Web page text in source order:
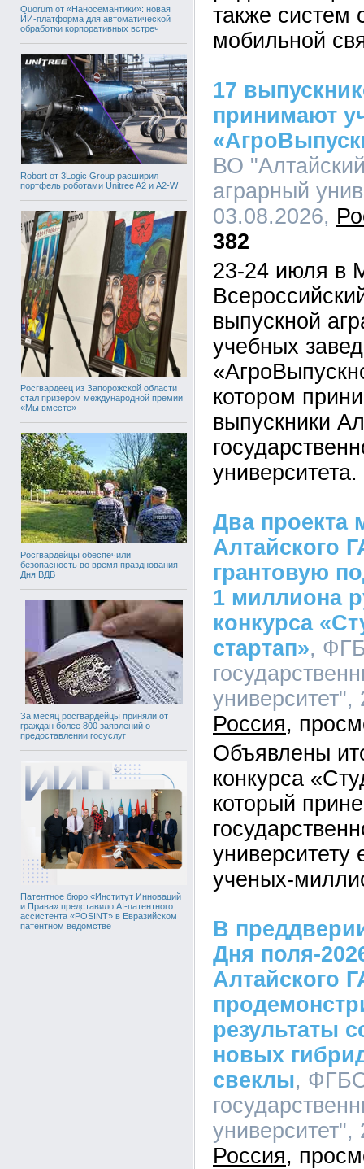
Quorum от «Наносемантики»: новая
ИИ-платформа для автоматической
обработки корпоративных встреч
Robort от 3Logic Group расширил
портфель роботами Unitree A2 и A2-W
Росгвардеец из Запорожской области
стал призером международной премии
«Мы вместе»
Росгвардейцы обеспечили
безопасность во время празднования
Дня ВДВ
За месяц росгвардейцы приняли от
граждан более 800 заявлений о
предоставлении госуслуг
Патентное бюро «Институт Инноваций
и Права» представило AI-патентного
ассистента «POSINT» в Евразийском
патентном ведомстве
также систем
мобильной
17
принимают
ВО
аграрный
03.08.2026,
382
23-24 июля в
выпускной
учебных
котором
выпускники
университета.
Два проекта
Алтайского
грантовую
1 миллиона
конкурса
стартап»,
Россия
Объявлены
конкурса
который
ученых-
В
Дня поля-
Алтайского
результаты
новых
свеклы,
Россия